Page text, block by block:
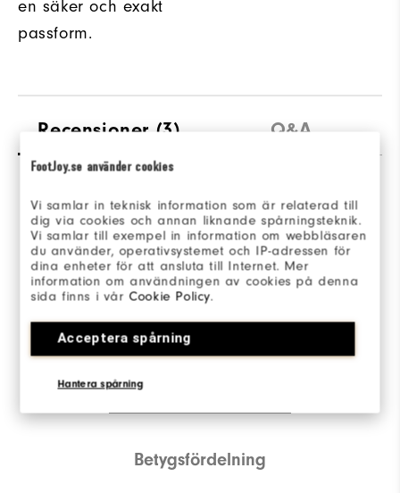
FootJoy.se använder cookies
Vi samlar in teknisk information som är relaterad till
dig via cookies och annan liknande spårningsteknik.
Vi samlar till exempel in information om webbläsaren
du använder, operativsystemet och IP-adressen för
dina enheter för att ansluta till Internet. Mer
information om användningen av cookies på denna
sida finns i vårCookie Policy.
Acceptera spårning
Hantera spårning
en säker och exakt
passform.
Recensioner (3) Q&A
Overall Rating
5.0/5
Based on 3 Review(s)
SKRIV EN RECENSION
Betygsfördelning